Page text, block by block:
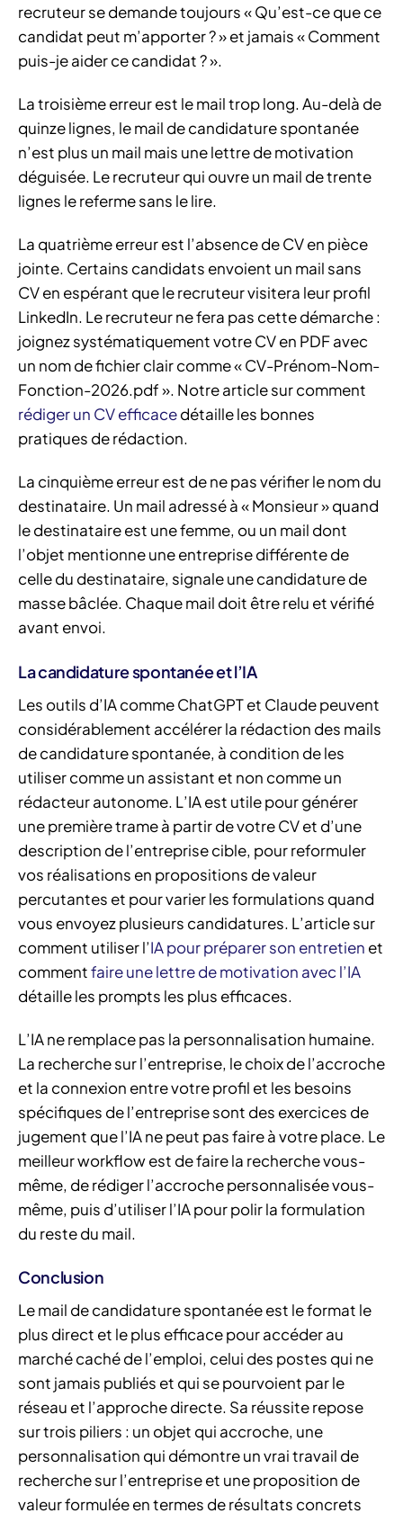
recruteur se demande toujours « Qu’est-ce que ce
candidat peut m’apporter ? » et jamais « Comment
puis-je aider ce candidat ? ».
La troisième erreur est le mail trop long. Au-delà de
quinze lignes, le mail de candidature spontanée
n’est plus un mail mais une lettre de motivation
déguisée. Le recruteur qui ouvre un mail de trente
lignes le referme sans le lire.
La quatrième erreur est l’absence de CV en pièce
jointe. Certains candidats envoient un mail sans
CV en espérant que le recruteur visitera leur profil
LinkedIn. Le recruteur ne fera pas cette démarche :
joignez systématiquement votre CV en PDF avec
un nom de fichier clair comme « CV-Prénom-Nom-
Fonction-2026.pdf ». Notre article sur comment
rédiger un CV efficacedétaille les bonnes
pratiques de rédaction.
La cinquième erreur est de ne pas vérifier le nom du
destinataire. Un mail adressé à « Monsieur » quand
le destinataire est une femme, ou un mail dont
l’objet mentionne une entreprise différente de
celle du destinataire, signale une candidature de
masse bâclée. Chaque mail doit être relu et vérifié
avant envoi.
La candidature spontanée et l’IA
Les outils d’IA comme ChatGPT et Claude peuvent
considérablement accélérer la rédaction des mails
de candidature spontanée, à condition de les
utiliser comme un assistant et non comme un
rédacteur autonome. L’IA est utile pour générer
une première trame à partir de votre CV et d’une
description de l’entreprise cible, pour reformuler
vos réalisations en propositions de valeur
percutantes et pour varier les formulations quand
vous envoyez plusieurs candidatures. L’article sur
comment utiliser l’IA pour préparer son entretien et
commentfaire une lettre de motivation avec l’IA
détaille les prompts les plus efficaces.
L’IA ne remplace pas la personnalisation humaine.
La recherche sur l’entreprise, le choix de l’accroche
et la connexion entre votre profil et les besoins
spécifiques de l’entreprise sont des exercices de
jugement que l’IA ne peut pas faire à votre place. Le
meilleur workflow est de faire la recherche vous-
même, de rédiger l’accroche personnalisée vous-
même, puis d’utiliser l’IA pour polir la formulation
du reste du mail.
Conclusion
Le mail de candidature spontanée est le format le
plus direct et le plus efficace pour accéder au
marché caché de l’emploi, celui des postes qui ne
sont jamais publiés et qui se pourvoient par le
réseau et l’approche directe. Sa réussite repose
sur trois piliers : un objet qui accroche, une
personnalisation qui démontre un vrai travail de
recherche sur l’entreprise et une proposition de
valeur formulée en termes de résultats concrets